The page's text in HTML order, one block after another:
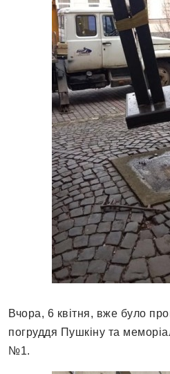
Вчора, 6 квітня, вже було
погруддя Пушкіну та
№1.